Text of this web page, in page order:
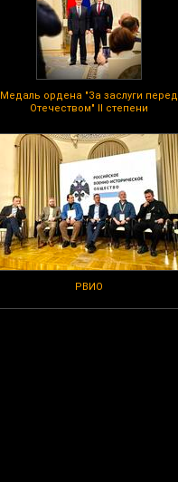
Медаль ордена "За заслуги перед
Отечеством" II степени
РВИО